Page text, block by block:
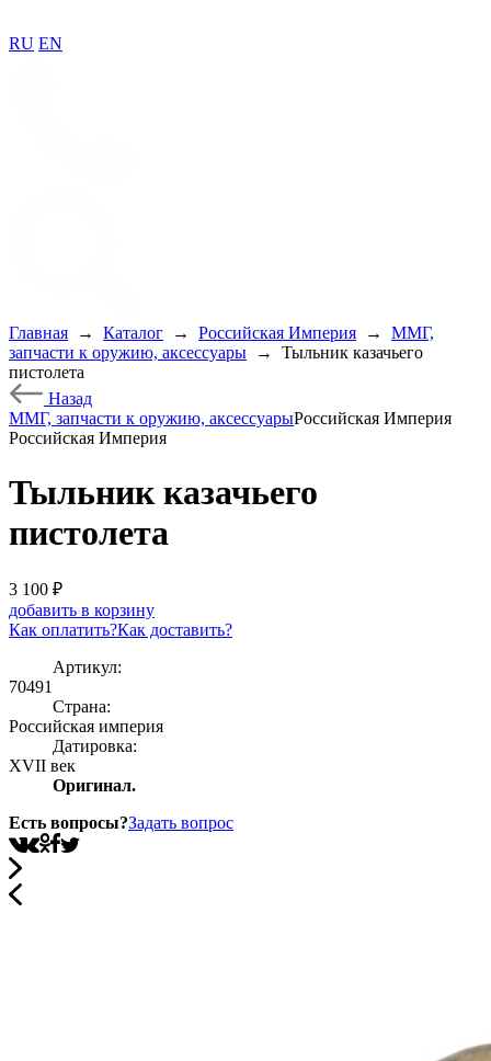
RU EN
Главная → Каталог → Российская Империя →
ММГ,
запчасти к оружию, аксессуары
→
Тыльник казачьего
пистолета
Назад
ММГ, запчасти к оружию, аксессуарыРоссийская Империя
Российская Империя
Тыльник казачьего
пистолета
3 100 ₽
добавить в корзину
Как оплатить?Как доставить?
Артикул:
70491
Страна:
Росcийская империя
Датировка:
XVII век
Оригинал.
Есть вопросы?Задать вопрос